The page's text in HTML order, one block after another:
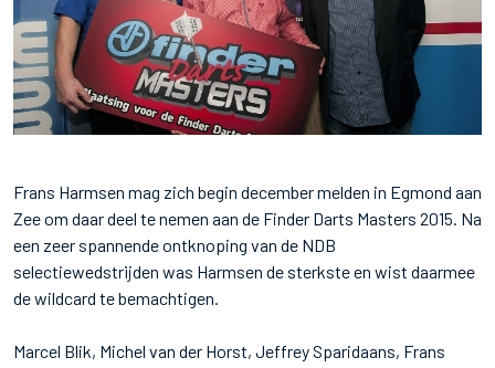
Frans Harmsen mag zich begin december melden in Egmond aan
Zee om daar deel te nemen aan de Finder Darts Masters 2015. Na
een zeer spannende ontknoping van de NDB
selectiewedstrijden was Harmsen de sterkste en wist daarmee
de wildcard te bemachtigen.
Marcel Blik, Michel van der Horst, Jeffrey Sparidaans, Frans